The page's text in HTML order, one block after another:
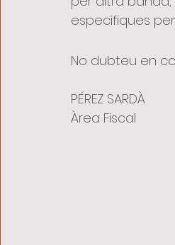
especifiques
No dubteu en
PÉREZ SARDÀ
Àrea Fiscal